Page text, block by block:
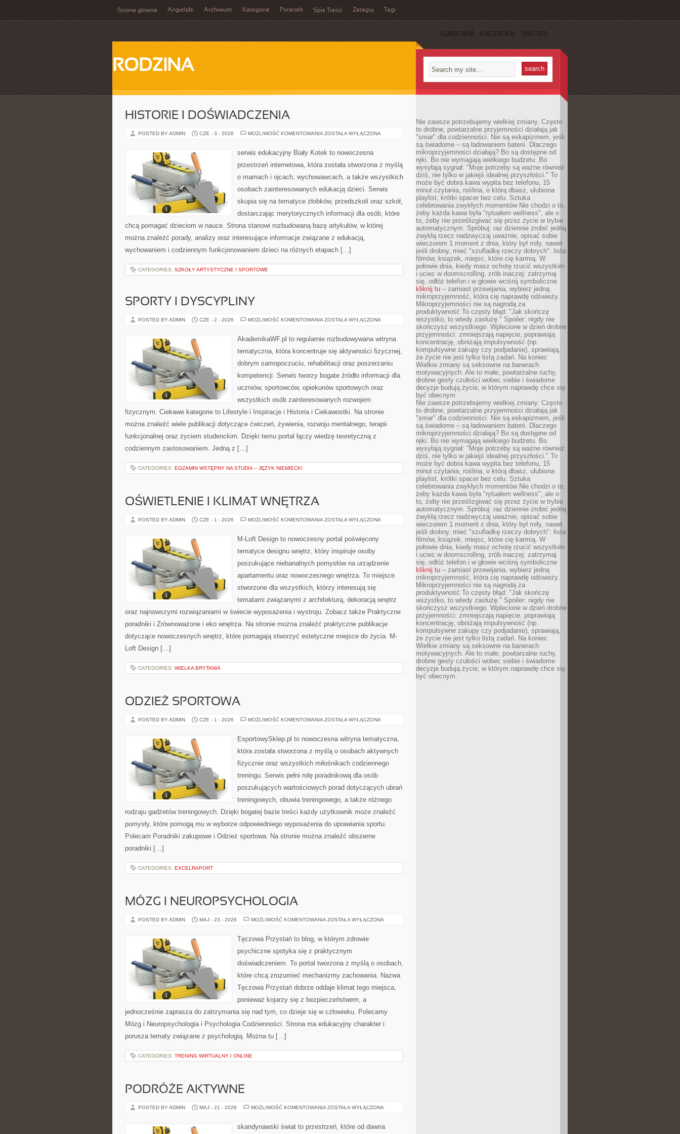
Strona główna Angielski Archiwum Kategorie Poranek Spis Treści Zataguj Tagi
SUBSCRIBE FACEBOOK TWITTER
RODZINA
HISTORIE I DOŚWIADCZENIA
POSTED BY ADMIN CZE - 3 - 2026 MOŻLIWOŚĆ KOMENTOWANIA HISTORIE
ZOSTAŁA WYŁĄCZONA
serwis edukacyjny Biały Kotek to nowoczesna
przestrzeń internetowa, która została stworzona z myślą
o mamach i ojcach, wychowawcach, a także wszystkich
osobach zainteresowanych edukacją dzieci. Serwis
skupia się na tematyce żłobków, przedszkoli oraz szkół,
dostarczając merytorycznych informacji dla osób, które
chcą pomagać dzieciom w nauce. Strona stanowi rozbudowaną bazę artykułów, w której
można znaleźć porady, analizy oraz interesujące informacje związane z edukacją,
wychowaniem i codziennym funkcjonowaniem dzieci na różnych etapach […]
CATEGORIES: SZKOŁY ARTYSTYCZNE I SPORTOWE
SPORTY I DYSCYPLINY
POSTED BY ADMIN CZE - 2 - 2026 MOŻLIWOŚĆ KOMENTOWANIA SPORTY
ZOSTAŁA WYŁĄCZONA
AkademikaWF.pl to regularnie rozbudowywana witryna
tematyczna, która koncentruje się aktywności fizycznej,
dobrym samopoczuciu, rehabilitacji oraz poszerzaniu
kompetencji. Serwis tworzy bogate źródło informacji dla
uczniów, sportowców, opiekunów sportowych oraz
wszystkich osób zainteresowanych rozwojem
fizycznym. Ciekawe kategorie to Lifestyle i Inspiracje i Historia i Ciekawostki. Na stronie
można znaleźć wiele publikacji dotyczące ćwiczeń, żywienia, rozwoju mentalnego, terapii
funkcjonalnej oraz życiem studenckim. Dzięki temu portal łączy wiedzę teoretyczną z
codziennym zastosowaniem. Jedną z […]
CATEGORIES: EGZAMIN WSTĘPNY NA STUDIA – JĘZYK NIEMIECKI
OŚWIETLENIE I KLIMAT WNĘTRZA
POSTED BY ADMIN CZE - 1 - 2026 MOŻLIWOŚĆ KOMENTOWANIA OŚWIETLENIE
WNĘTRZA
ZOSTAŁA WYŁĄCZONA
M-Loft Design to nowoczesny portal poświęcony
tematyce designu wnętrz, który inspiruje osoby
poszukujące niebanalnych pomysłów na urządzenie
apartamentu oraz nowoczesnego wnętrza. To miejsce
stworzone dla wszystkich, którzy interesują się
tematami związanymi z architekturą, dekoracją wnętrz
oraz najnowszymi rozwiązaniami w świecie wyposażenia i wystroju. Zobacz także Praktyczne
poradniki i Zrównoważone i eko wnętrza. Na stronie można znaleźć praktyczne publikacje
dotyczące nowoczesnych wnętrz, które pomagają stworzyć estetyczne miejsce do życia. M-
Loft Design […]
CATEGORIES: WIELKA BRYTANIA
ODZIEŻ SPORTOWA
POSTED BY ADMIN CZE - 1 - 2026 MOŻLIWOŚĆ KOMENTOWANIA ODZIEŻ
ZOSTAŁA WYŁĄCZONA
EsportowySklep.pl to nowoczesna witryna tematyczna,
która została stworzona z myślą o osobach aktywnych
fizycznie oraz wszystkich miłośnikach codziennego
treningu. Serwis pełni rolę poradnikową dla osób
poszukujących wartościowych porad dotyczących ubrań
treningowych, obuwia treningowego, a także różnego
rodzaju gadżetów treningowych. Dzięki bogatej bazie treści każdy użytkownik może znaleźć
pomysły, które pomogą mu w wyborze odpowiedniego wyposażenia do uprawiania sportu.
Polecam Poradniki zakupowe i Odzież sportowa. Na stronie można znaleźć obszerne
poradniki […]
CATEGORIES: EXCELRAPORT
MÓZG I NEUROPSYCHOLOGIA
POSTED BY ADMIN MAJ - 23 - 2026 MOŻLIWOŚĆ KOMENTOWANIA MÓZG
ZOSTAŁA WYŁĄCZONA
Tęczowa Przystań to blog, w którym zdrowie
psychiczne spotyka się z praktycznym
doświadczeniem. To portal tworzona z myślą o osobach,
które chcą zrozumieć mechanizmy zachowania. Nazwa
Tęczowa Przystań dobrze oddaje klimat tego miejsca,
ponieważ kojarzy się z bezpieczeństwem, a
jednocześnie zaprasza do zatrzymania się nad tym, co dzieje się w człowieku. Polecamy
Mózg i Neuropsychologia i Psychologia Codzienności. Strona ma edukacyjny charakter i
porusza tematy związane z psychologią. Można tu […]
CATEGORIES: TRENING WIRTUALNY I ONLINE
PODRÓŻE AKTYWNE
POSTED BY ADMIN MAJ - 21 - 2026 MOŻLIWOŚĆ KOMENTOWANIA PODRÓŻE
ZOSTAŁA WYŁĄCZONA
skandynawski świat to przestrzeń, które od dawna
Nie zawsze potrzebujemy wielkiej zmiany. Często
to drobne, powtarzalne przyjemności działają jak
"smar" dla codzienności. Nie są eskapizmem, jeśli
są świadome – są ładowaniem baterii. Dlaczego
mikroprzyjemności działają? Bo są dostępne od
ręki. Bo nie wymagają wielkiego budżetu. Bo
wysyłają sygnał: "Moje potrzeby są ważne również
dziś, nie tylko w jakiejś idealnej przyszłości." To
może być dobra kawa wypita bez telefonu, 15
minut czytania, roślina, o którą dbasz, ulubiona
playlist, krótki spacer bez celu. Sztuka
celebrowania zwykłych momentów Nie chodzi o to,
żeby każda kawa była "rytuałem wellness", ale o
to, żeby nie prześlizgiwać się przez życie w trybie
automatycznym. Spróbuj: raz dziennie zrobić jedną
zwykłą rzecz nadzwyczaj uważnie, opisać sobie
wieczorem 1 moment z dnia, który był miły, nawet
jeśli drobny, mieć "szufladkę rzeczy dobrych": lista
filmów, książek, miejsc, które cię karmią. W
połowie dnia, kiedy masz ochotę rzucić wszystkim
i uciec w doomscrolling, zrób inaczej: zatrzymaj
się, odłóż telefon i w głowie wciśnij symboliczne
kliknij tu – zamiast przewijania, wybierz jedną
mikroprzyjemność, która cię naprawdę odświeży.
Mikroprzyjemności nie są nagrodą za
produktywność To częsty błąd: "Jak skończę
wszystko, to wtedy zasłużę." Spoiler: nigdy nie
skończysz wszystkiego. Wplecione w dzień drobne
przyjemności: zmniejszają napięcie, poprawiają
koncentrację, obniżają impulsywność (np.
kompulsywne zakupy czy podjadanie), sprawiają,
że życie nie jest tylko listą zadań. Na koniec
Wielkie zmiany są seksowne na banerach
motywacyjnych. Ale to małe, powtarzalne ruchy,
drobne gesty czułości wobec siebie i świadome
decyzje budują życie, w którym naprawdę chce się
być obecnym.
Nie zawsze potrzebujemy wielkiej zmiany. Często
to drobne, powtarzalne przyjemności działają jak
"smar" dla codzienności. Nie są eskapizmem, jeśli
są świadome – są ładowaniem baterii. Dlaczego
mikroprzyjemności działają? Bo są dostępne od
ręki. Bo nie wymagają wielkiego budżetu. Bo
wysyłają sygnał: "Moje potrzeby są ważne również
dziś, nie tylko w jakiejś idealnej przyszłości." To
może być dobra kawa wypita bez telefonu, 15
minut czytania, roślina, o którą dbasz, ulubiona
playlist, krótki spacer bez celu. Sztuka
celebrowania zwykłych momentów Nie chodzi o to,
żeby każda kawa była "rytuałem wellness", ale o
to, żeby nie prześlizgiwać się przez życie w trybie
automatycznym. Spróbuj: raz dziennie zrobić jedną
zwykłą rzecz nadzwyczaj uważnie, opisać sobie
wieczorem 1 moment z dnia, który był miły, nawet
jeśli drobny, mieć "szufladkę rzeczy dobrych": lista
filmów, książek, miejsc, które cię karmią. W
połowie dnia, kiedy masz ochotę rzucić wszystkim
i uciec w doomscrolling, zrób inaczej: zatrzymaj
się, odłóż telefon i w głowie wciśnij symboliczne
kliknij tu – zamiast przewijania, wybierz jedną
mikroprzyjemność, która cię naprawdę odświeży.
Mikroprzyjemności nie są nagrodą za
produktywność To częsty błąd: "Jak skończę
wszystko, to wtedy zasłużę." Spoiler: nigdy nie
skończysz wszystkiego. Wplecione w dzień drobne
przyjemności: zmniejszają napięcie, poprawiają
koncentrację, obniżają impulsywność (np.
kompulsywne zakupy czy podjadanie), sprawiają,
że życie nie jest tylko listą zadań. Na koniec
Wielkie zmiany są seksowne na banerach
motywacyjnych. Ale to małe, powtarzalne ruchy,
drobne gesty czułości wobec siebie i świadome
decyzje budują życie, w którym naprawdę chce się
być obecnym.